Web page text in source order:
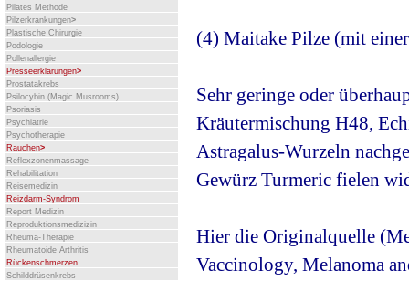
Pilates Methode
Pilzerkrankungen>
Plastische Chirurgie
Podologie
Pollenallergie
Presseerklärungen>
Prostatakrebs
Psilocybin (Magic Musrooms)
Psoriasis
Psychiatrie
Psychotherapie
Rauchen>
Reflexzonenmassage
Rehabilitation
Reisemedizin
Reizdarm-Syndrom
Report Medizin
Reproduktionsmedizizin
Rheuma-Therapie
Rheumatoide Arthritis
Rückenschmerzen
Schilddrüsenkrebs
(4) Maitake Pilze (mit
Sehr geringe oder
Kräutermischung H48,
Astragalus-Wurzeln
Gewürz Turmeric fielen
Hier die Originalquelle
Vaccinology, Melanoma